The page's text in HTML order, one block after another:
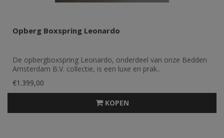
Opberg Boxspring Leonardo
De opbergboxspring Leonardo, onderdeel van onze Bedden
Amsterdam B.V. collectie, is een luxe en prak..
€1.399,00
KOPEN